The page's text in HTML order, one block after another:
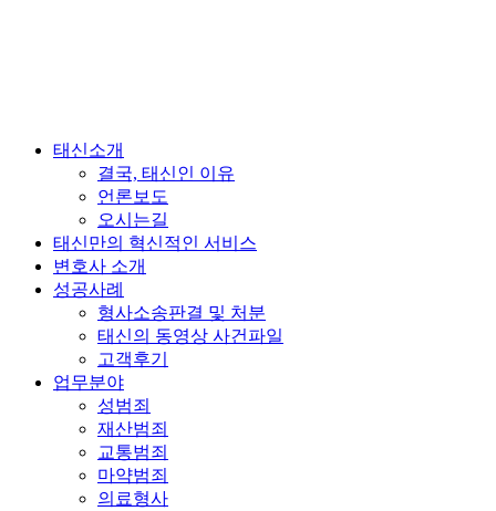
태신소개
결국, 태신인 이유
언론보도
오시는길
태신만의 혁신적인 서비스
변호사 소개
성공사례
형사소송판결 및 처분
태신의 동영상 사건파일
고객후기
업무분야
성범죄
재산범죄
교통범죄
마약범죄
의료형사